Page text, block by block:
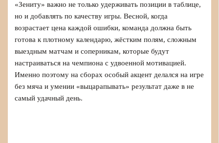
«Зениту» важно не только удерживать позиции в таблице,
но и добавлять по качеству игры. Весной, когда
возрастает цена каждой ошибки, команда должна быть
готова к плотному календарю, жёстким полям, сложным
выездным матчам и соперникам, которые будут
настраиваться на чемпиона с удвоенной мотивацией.
Именно поэтому на сборах особый акцент делался на игре
без мяча и умении «выцарапывать» результат даже в не
самый удачный день.